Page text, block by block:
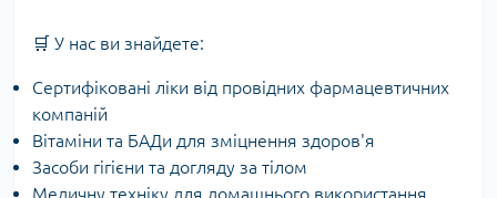
🛒 У нас ви знайдете:
Сертифіковані ліки від провідних фармацевтичних
компаній
Вітаміни та БАДи для зміцнення здоров'я
Засоби гігієни та догляду за тілом
Медичну техніку для домашнього використання